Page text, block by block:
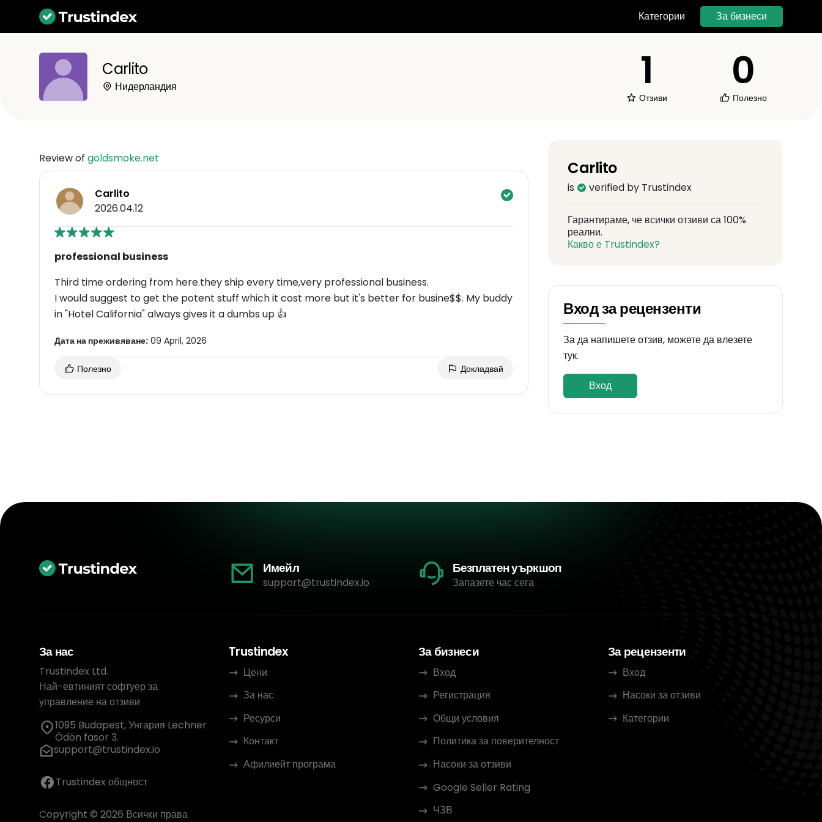
Категории За бизнеси
Carlito
Нидерландия 1
Отзиви
0
Полезно
Review of goldsmoke.net
Carlito
2026.04.12
professional business
Third time ordering from here.they ship every time,very professional business.
I would suggest to get the potent stuff which it cost more but it's better for busine$$. My buddy
in "Hotel California" always gives it a dumbs up 👍
Дата на преживяване: 09 April, 2026
Полезно Докладвай
Carlito
is verified by Trustindex
Гарантираме, че всички отзиви са 100%
реални.
Какво е Trustindex?
Вход за рецензенти
За да напишете отзив, можете да влезете
тук.
Вход
Имейл
support@trustindex.io
Безплатен уъркшоп
Запазете час сега
За нас
Trustindex Ltd.
Най-евтиният софтуер за
управление на отзиви
1095 Budapest, Унгария Lechner
Ödön fasor 3.
support@trustindex.io
Trustindex общност
Copyright © 2026 Всички права
Trustindex
Цени
За нас
Ресурси
Контакт
Афилиейт програма
За бизнеси
Вход
Регистрация
Общи условия
Политика за поверителност
Насоки за отзиви
Google Seller Rating
ЧЗВ
За рецензенти
Вход
Насоки за отзиви
Категории